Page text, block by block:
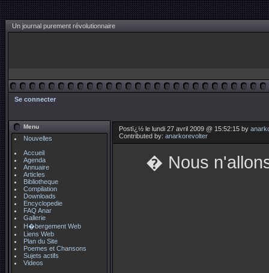
Un journal purement révolutionnaire
Se connecter
Menu
Nouvelles
Accueil
Agenda
Annuaire
Articles
Bibliotheque
Compilation
Downloads
Encyclopedie
FAQ Anar
Gallerie
H�bergement Web
Liens Web
Plan du Site
Poemes et Chansons
Sujets actifs
Videos
Postï¿½ le lundi 27 avril 2009 @ 15:52:15 by
Contributed by: anarkorevolter
� Nous